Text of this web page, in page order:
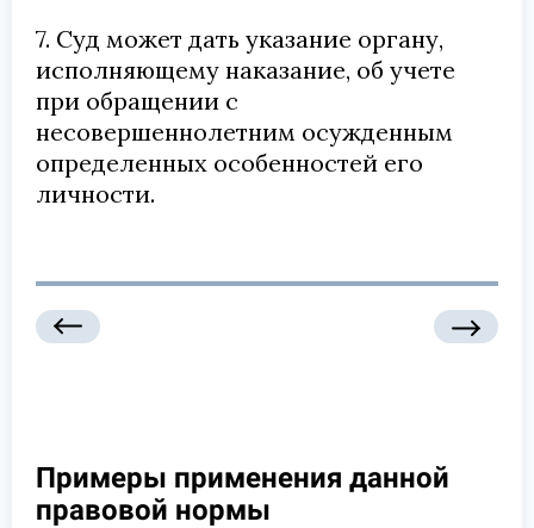
7. Суд может дать указание органу,
исполняющему наказание, об учете
при обращении с
несовершеннолетним осужденным
определенных особенностей его
личности.
Примеры применения данной
правовой нормы